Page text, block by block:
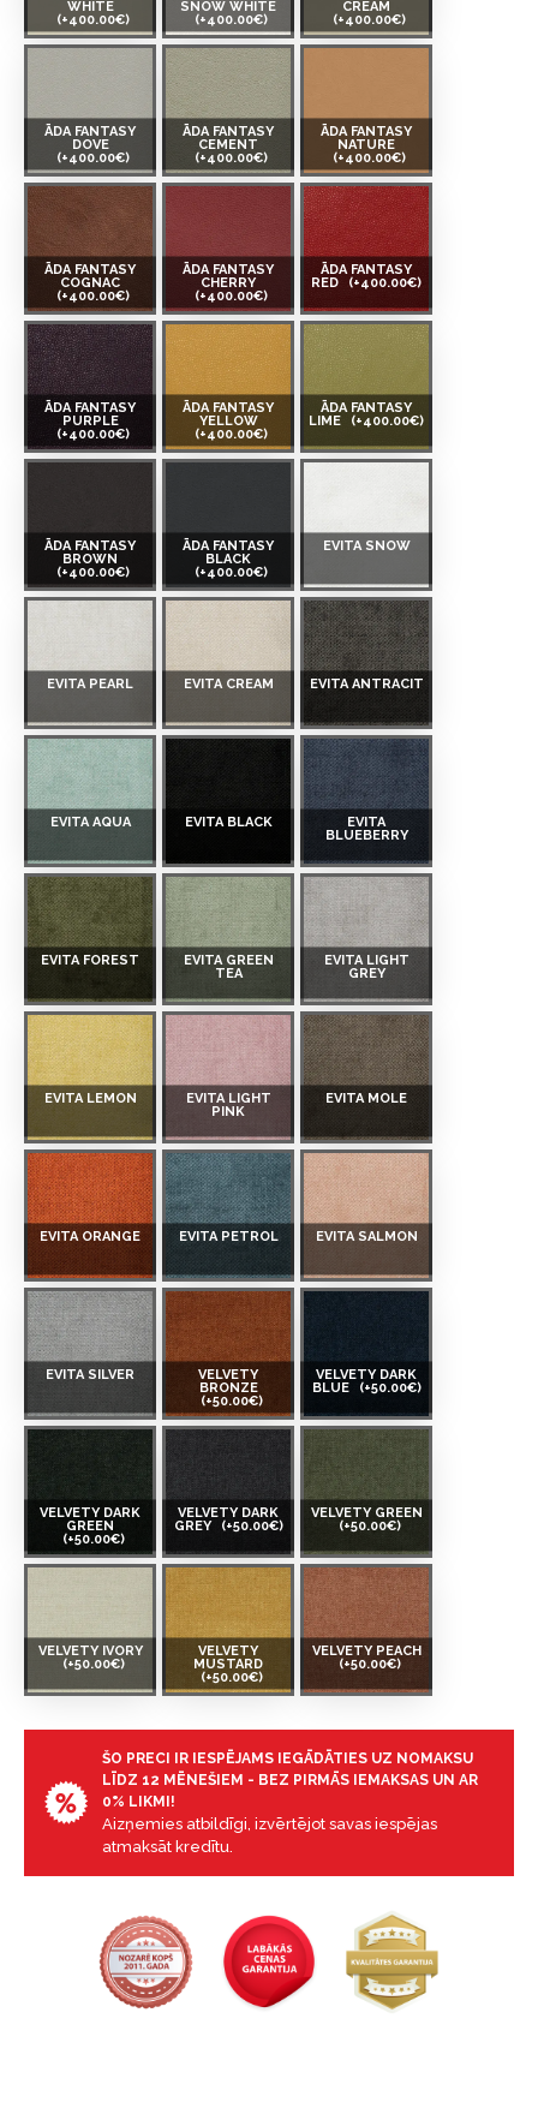
WHITE
(+400.00€)
SNOW WHITE
(+400.00€)
CREAM
(+400.00€)
ĀDA FANTASY
DOVE
(+400.00€)
ĀDA FANTASY
CEMENT
(+400.00€)
ĀDA FANTASY
NATURE
(+400.00€)
ĀDA FANTASY
COGNAC
(+400.00€)
ĀDA FANTASY
CHERRY
(+400.00€)
ĀDA FANTASY
RED
(+400.00€)
ĀDA FANTASY
PURPLE
(+400.00€)
ĀDA FANTASY
YELLOW
(+400.00€)
ĀDA FANTASY
LIME
(+400.00€)
ĀDA FANTASY
BROWN
(+400.00€)
ĀDA FANTASY
BLACK
(+400.00€)
EVITA SNOW
EVITA PEARL EVITA CREAM EVITA ANTRACIT
EVITA AQUA EVITA BLACK
EVITA
BLUEBERRY
EVITA FOREST
EVITA GREEN
TEA
EVITA LIGHT
GREY
EVITA LEMON
EVITA LIGHT
PINK
EVITA MOLE
EVITA ORANGE EVITA PETROL EVITA SALMON
EVITA SILVER
VELVETY
BRONZE
(+50.00€)
VELVETY DARK
BLUE
(+50.00€)
VELVETY DARK
GREEN
(+50.00€)
VELVETY DARK
GREY
(+50.00€)
VELVETY GREEN
(+50.00€)
VELVETY IVORY
(+50.00€)
VELVETY
MUSTARD
(+50.00€)
VELVETY PEACH
(+50.00€)
ŠO PRECI IR IESPĒJAMS IEGĀDĀTIES UZ NOMAKSU
LĪDZ 12 MĒNEŠIEM - BEZ PIRMĀS IEMAKSAS UN AR
0% LIKMI!
Aizņemies atbildīgi, izvērtējot savas iespējas
atmaksāt kredītu.